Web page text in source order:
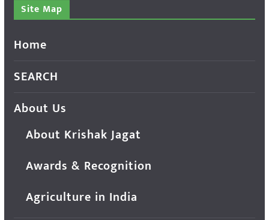
Site Map
Home
SEARCH
About Us
About Krishak Jagat
Awards & Recognition
Agriculture in India